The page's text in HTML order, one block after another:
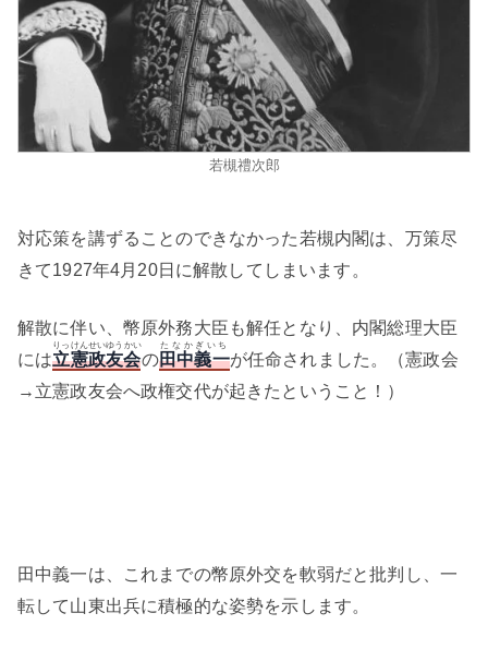
若槻禮次郎
対応策を講ずることのできなかった若槻内閣は、万策尽
きて1927年4月20日に解散してしまいます。
解散に伴い、幣原外務大臣も解任となり、内閣総理大臣
には立憲政友会
りっけんせいゆうかい
の田中義一
たなかぎいち
が任命されました。（憲政会
→立憲政友会へ政権交代が起きたということ！）
田中義一は、これまでの幣原外交を軟弱だと批判し、一
転して山東出兵に積極的な姿勢を示します。